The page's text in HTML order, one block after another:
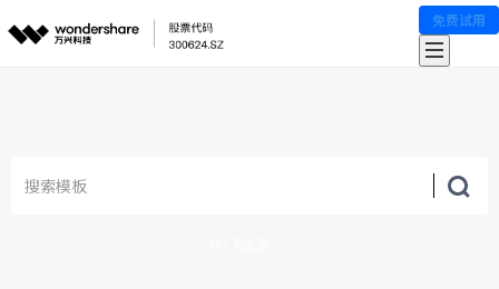
免费试用